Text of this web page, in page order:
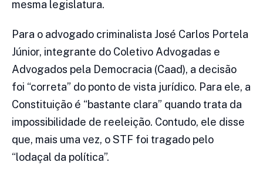
mesma legislatura.
Para o advogado criminalista José Carlos Portela
Júnior, integrante do Coletivo Advogadas e
Advogados pela Democracia (Caad), a decisão
foi “correta” do ponto de vista jurídico. Para ele, a
Constituição é “bastante clara” quando trata da
impossibilidade de reeleição. Contudo, ele disse
que, mais uma vez, o STF foi tragado pelo
“lodaçal da política”.